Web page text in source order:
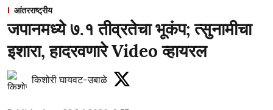
आंतरराष्ट्रीय
जपानमध्ये ७.१ तीव्रतेचा भूकंप; त्सुनामीचा
इशारा, हादरवणारे Video व्हायरल
किशोरी घायवट-उबाळे